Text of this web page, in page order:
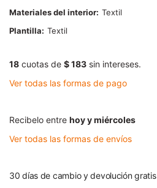
Materiales del interior Textil
Plantilla
Textil
18 cuotas de $ 183 sin intereses.
Ver todas las formas de pago
Recibelo entre hoy y miércoles
Ver todas las formas de envíos
30 días de cambio y devolución gratis